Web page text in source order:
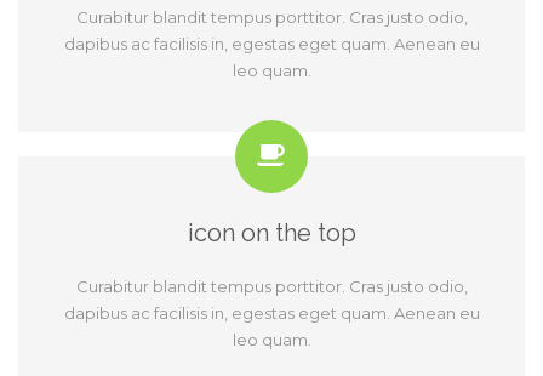
Curabitur blandit tempus porttitor. Cras justo odio,
dapibus ac facilisis in, egestas eget quam. Aenean eu
leo quam.
icon on the top
Curabitur blandit tempus porttitor. Cras justo odio,
dapibus ac facilisis in, egestas eget quam. Aenean eu
leo quam.